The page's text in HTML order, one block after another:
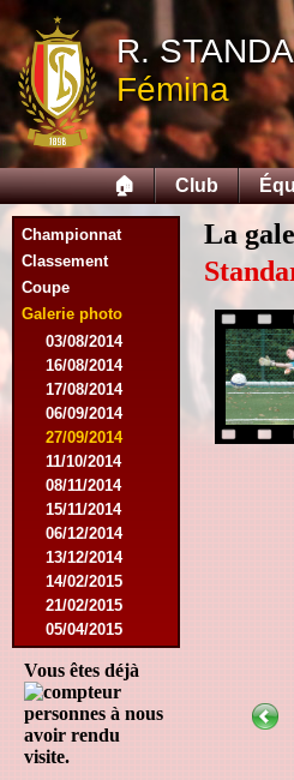
R.
Fémina
🏠 Club
Championnat
Classement
Coupe
Galerie photo
03/08/2014
16/08/2014
17/08/2014
06/09/2014
27/09/2014
11/10/2014
08/11/2014
15/11/2014
06/12/2014
13/12/2014
14/02/2015
21/02/2015
05/04/2015
23/05/2015
30/05/2015
12/08/2015
15/08/2015
22/08/2015
Vous êtes déjà
personnes à nous
avoir rendu
visite.
La